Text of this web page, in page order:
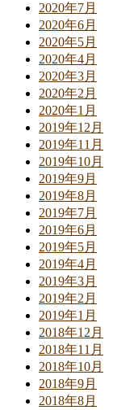
2020年7月
2020年6月
2020年5月
2020年4月
2020年3月
2020年2月
2020年1月
2019年12月
2019年11月
2019年10月
2019年9月
2019年8月
2019年7月
2019年6月
2019年5月
2019年4月
2019年3月
2019年2月
2019年1月
2018年12月
2018年11月
2018年10月
2018年9月
2018年8月